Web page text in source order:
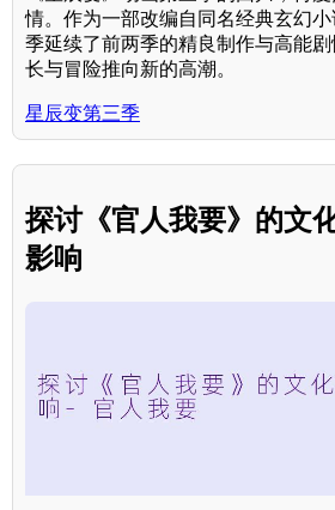
情。作为一部改编自同名经典玄幻
季延续了前两季的精良制作与高能
长与冒险推向新的高潮。
星辰变第三季
探讨《官人我要》的文
影响